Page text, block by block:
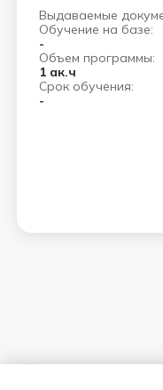
Выдаваемые
Обучение на базе:
-
Объем программы:
1 ак.ч
Срок обучения:
-